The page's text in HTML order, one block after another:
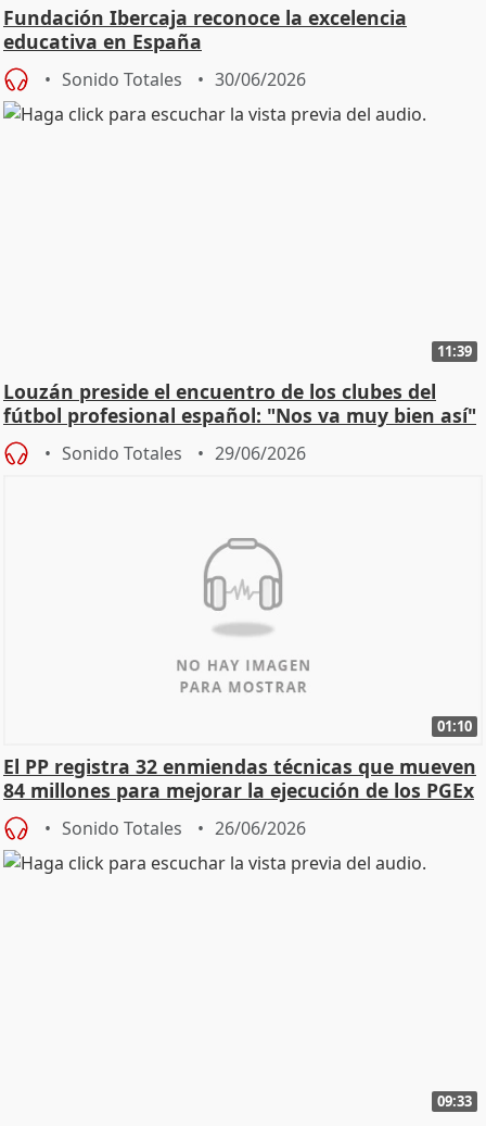
Fundación Ibercaja reconoce la excelencia
educativa en España
Sonido Totales 30/06/2026
11:39
Louzán preside el encuentro de los clubes del
fútbol profesional español: "Nos va muy bien así"
Sonido Totales 29/06/2026
01:10
El PP registra 32 enmiendas técnicas que mueven
84 millones para mejorar la ejecución de los PGEx
Sonido Totales 26/06/2026
09:33